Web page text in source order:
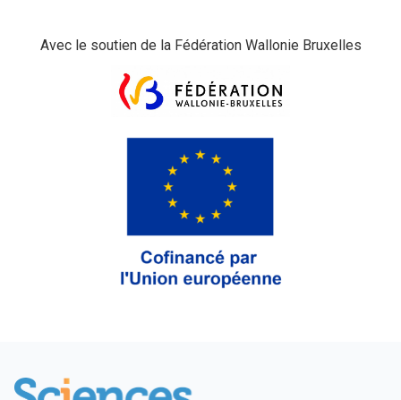
Avec le soutien de la Fédération Wallonie Bruxelles